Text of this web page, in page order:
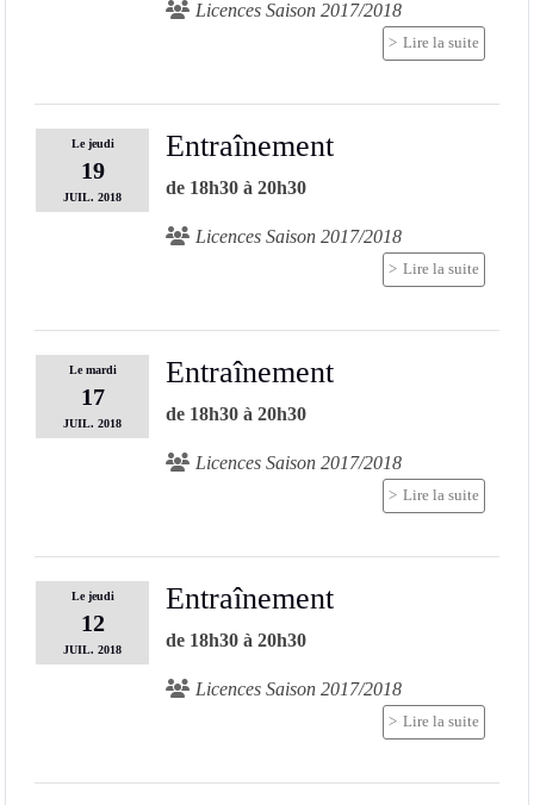
Licences Saison 2017/2018
Lire la suite
Lejeudi
19
JUIL. 2018
Entraînement
de 18h30 à 20h30
Licences Saison 2017/2018
Lire la suite
Lemardi
17
JUIL. 2018
Entraînement
de 18h30 à 20h30
Licences Saison 2017/2018
Lire la suite
Lejeudi
12
JUIL. 2018
Entraînement
de 18h30 à 20h30
Licences Saison 2017/2018
Lire la suite